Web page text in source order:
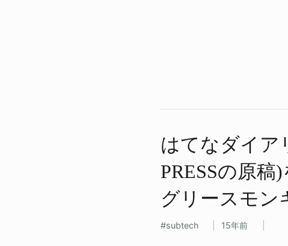
はてなダイア
PRESSの​原稿
グリースモン
subtech 15年前